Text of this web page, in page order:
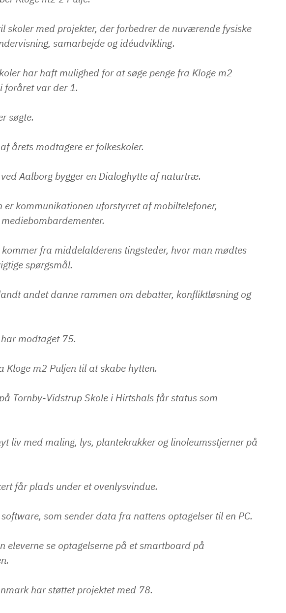
skoler med projekter, der forbedrer de nuværende fysiske
samarbejde og idéudvikling.
har haft mulighed for at søge penge fra Kloge m2
foråret var der 1.
søgte.
årets modtagere er folkeskoler.
Aalborg bygger en Dialoghytte af naturtræ.
er kommunikationen uforstyrret af mobiltelefoner,
fra middelalderens tingsteder, hvor man mødtes
spørgsmål.
andet danne rammen om debatter, konfliktløsning og
modtaget 75.
Kloge m2 Puljen til at skabe hytten.
Tornby-Vidstrup Skole i Hirtshals får status som
liv med maling, lys, plantekrukker og linoleumsstjerner på
får plads under et ovenlysvindue.
som sender data fra nattens optagelser til en PC.
eleverne se optagelserne på et smartboard på
har støttet projektet med 78.